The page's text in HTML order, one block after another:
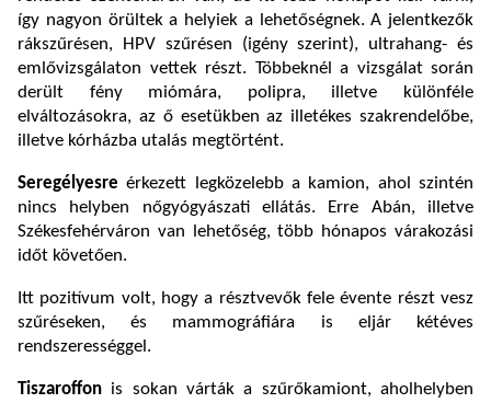
így nagyon örültek a helyiek a lehetőségnek.A jelentkezők
rákszűrésen, HPV szűrésen (igény szerint), ultrahang- és
emlővizsgálaton vettek részt. Többeknél a vizsgálat során
derült fény miómára, polipra, illetve különféle
elváltozásokra, az ő esetükben az illetékes szakrendelőbe,
illetve kórházba utalás megtörtént.
Seregélyesre érkezett legközelebb a kamion, ahol szintén
nincs helyben nőgyógyászati ellátás. Erre Abán, illetve
Székesfehérváron van lehetőség, több hónapos várakozási
időt követően.
Itt pozitívum volt, hogy a résztvevők fele évente részt vesz
szűréseken, és mammográfiára is eljár kétéves
rendszerességgel.
Tiszaroffon is sokan várták a szűrőkamiont, aholhelyben